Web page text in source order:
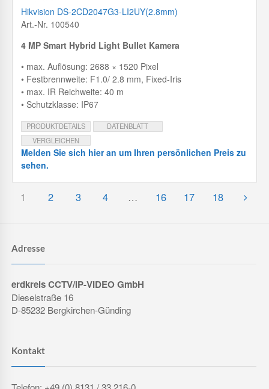
Hikvision DS-2CD2047G3-LI2UY(2.8mm)
Art.-Nr. 100540
4 MP Smart Hybrid Light Bullet Kamera
• max. Auflösung: 2688 × 1520 Pixel
• Festbrennweite: F1.0/ 2.8 mm, Fixed-Iris
• max. IR Reichweite: 40 m
• Schutzklasse: IP67
PRODUKTDETAILS
DATENBLATT
VERGLEICHEN
Melden Sie sich hier an um Ihren persönlichen Preis zu
sehen.
1 2 3 4 … 16 17 18
Adresse
erdkreis CCTV/IP-VIDEO GmbH
Dieselstraße 16
D-85232 Bergkirchen-Günding
Kontakt